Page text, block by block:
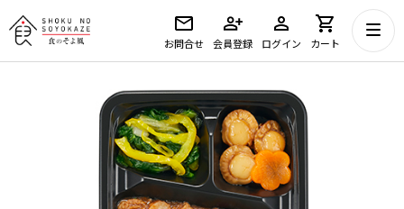
お問合せ 会員登録 ログイン カート